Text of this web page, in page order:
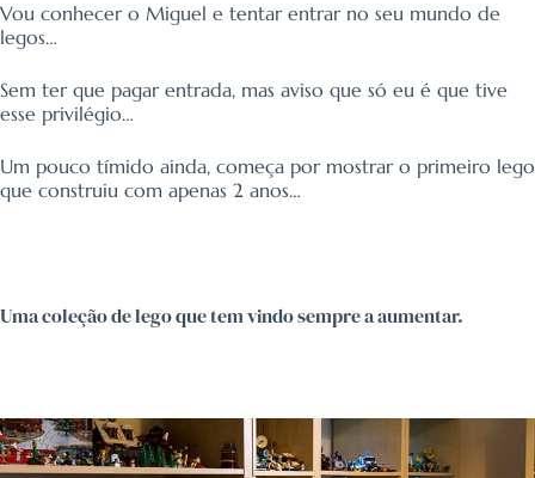
Vou conhecer o Miguel e tentar entrar no seu mundo de
legos…
Sem ter que pagar entrada, mas aviso que só eu é que tive
esse privilégio…
Um pouco tímido ainda, começa por mostrar o primeiro lego
que construiu com apenas 2 anos…
Uma coleção de lego que tem vindo sempre a aumentar.